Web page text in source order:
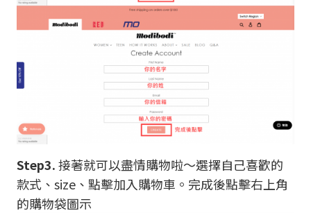
Step3.接著就可以盡情購物啦～選擇自己喜歡的
款式、size、點擊加入購物車。完成後點擊右上角
的購物袋圖示